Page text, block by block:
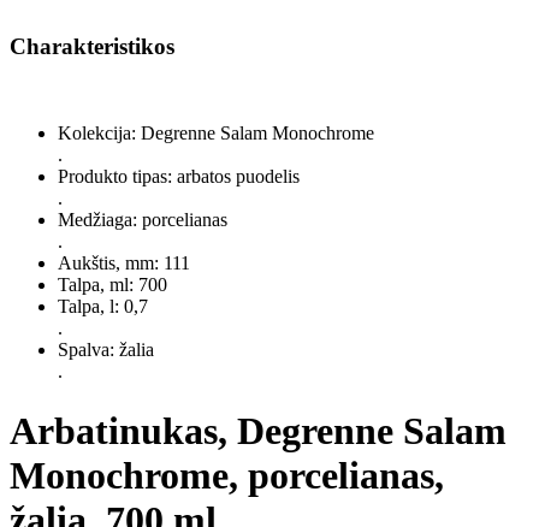
Charakteristikos
Kolekcija: Degrenne Salam Monochrome
.
Produkto tipas: arbatos puodelis
.
Medžiaga: porcelianas
.
Aukštis, mm: 111
Talpa, ml: 700
Talpa, l: 0,7
.
Spalva: žalia
.
Arbatinukas, Degrenne Salam
Monochrome, porcelianas,